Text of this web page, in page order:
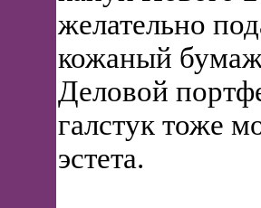
желательно
кожаный
Деловой
галстук тоже
эстета.